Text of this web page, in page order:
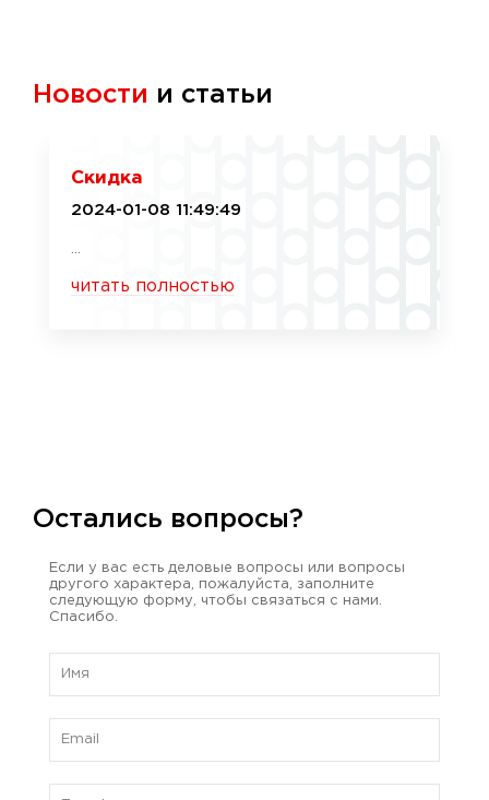
Новости и статьи
Скидка
2024-01-08 11:49:49
читать полностью
Остались вопросы?
Если у вас есть деловые вопросы или вопросы
другого характера, пожалуйста, заполните
следующую форму, чтобы связаться с нами.
Спасибо.